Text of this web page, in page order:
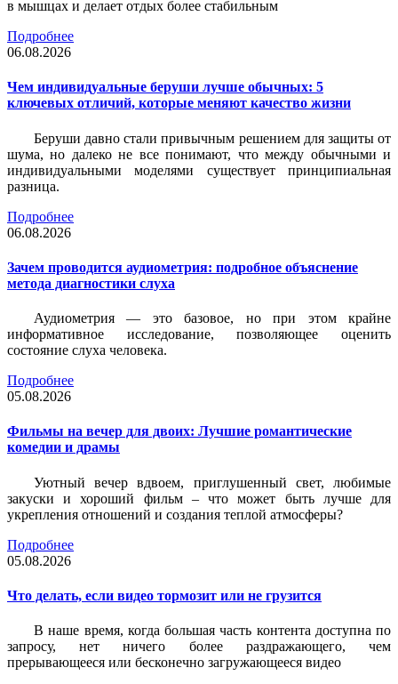
в мышцах и делает отдых более стабильным
Подробнее
06.08.2026
Чем индивидуальные беруши лучше обычных: 5
ключевых отличий, которые меняют качество жизни
Беруши давно стали привычным решением для защиты от
шума, но далеко не все понимают, что между обычными и
индивидуальными моделями существует принципиальная
разница.
Подробнее
06.08.2026
Зачем проводится аудиометрия: подробное объяснение
метода диагностики слуха
Аудиометрия — это базовое, но при этом крайне
информативное исследование, позволяющее оценить
состояние слуха человека.
Подробнее
05.08.2026
Фильмы на вечер для двоих: Лучшие романтические
комедии и драмы
Уютный вечер вдвоем, приглушенный свет, любимые
закуски и хороший фильм – что может быть лучше для
укрепления отношений и создания теплой атмосферы?
Подробнее
05.08.2026
Что делать, если видео тормозит или не грузится
В наше время, когда большая часть контента доступна по
запросу, нет ничего более раздражающего, чем
прерывающееся или бесконечно загружающееся видео